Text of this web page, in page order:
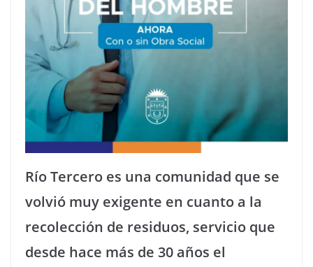
Río Tercero es una comunidad que se
volvió muy exigente en cuanto a la
recolección de residuos, servicio que
desde hace más de 30 años el